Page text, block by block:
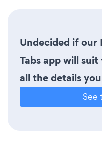
Undecided if
Tabs app will
all the details
See